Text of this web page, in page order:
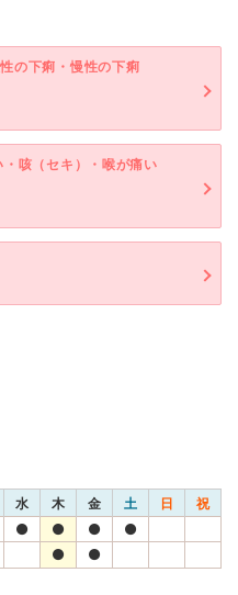
の下痢・慢性の下痢
・咳（セキ）・喉が痛い
水 木 金 土 日 祝